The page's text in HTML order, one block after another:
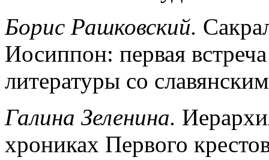
Борис Рашковский.
Иосиппон: первая
литературы со
Галина Зеленина.
хрониках Первого